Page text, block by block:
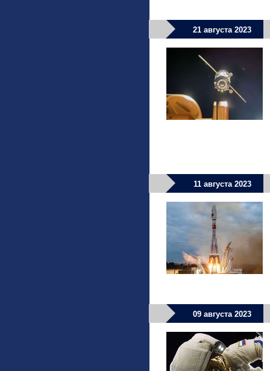
21 августа 2023
11 августа 2023
09 августа 2023